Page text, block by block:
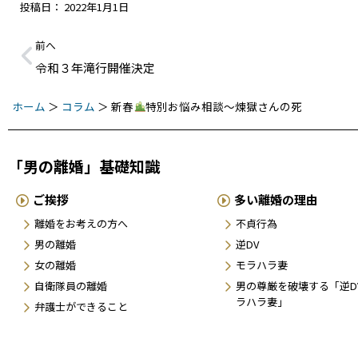
投稿日： 2022年1月1日
前へ
令和３年滝行開催決定
ホーム ＞ コラム ＞ 新春 特別お悩み相談〜煉獄さんの死
「男の離婚」基礎知識
ご挨拶
離婚をお考えの方へ
男の離婚
女の離婚
自衛隊員の離婚
弁護士ができること
多い離婚の理由
不貞行為
逆DV
モラハラ妻
男の尊厳を破壊する「逆
ラハラ妻」